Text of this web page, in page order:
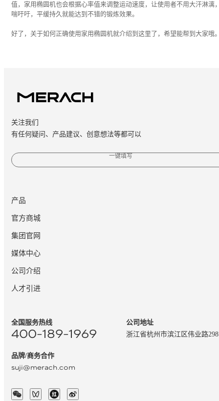
值，家用椭圆机也会根据心率值来调整运动速度，让使用者不用大汗淋漓
喘吁吁，平缓持久就能达到不错的锻炼效果。
好了，关于如何正确使用家用椭圆机就介绍到这里了，希望能帮到大家哦
关注我们
有任何疑问、产品建议、创意想法等都可以
一键填写
产品
官方商城
集团官网
媒体中心
公司介绍
人才引进
全国服务热线
400-189-1969
品牌/商务合作
suji@merach.com
公司地址
浙江省杭州市滨江区伟业路